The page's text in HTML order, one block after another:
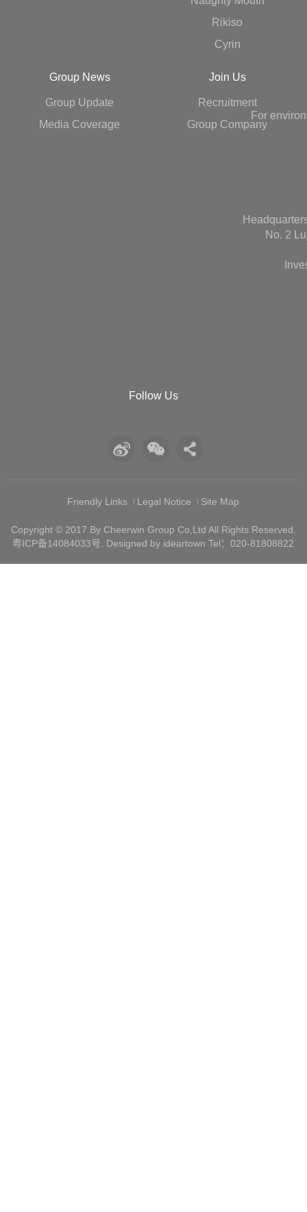
Rikiso
Cyrin
Group News
Group Update
Media Coverage
Join Us
Recruitment
Group Company
For
No. 2
Follow Us
Friendly Links Legal Notice Site Map
Copyright © 2017 By Cheerwin Group Co,Ltd All Rights Reserved.
粤ICP备14084033号. Designed by ideartown Tel：020-81808822